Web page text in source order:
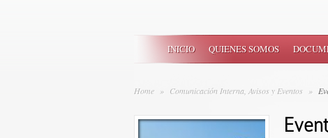
INICIO QUIENES SOMOS
Home » Comunicación Interna, Avisos y Eventos »